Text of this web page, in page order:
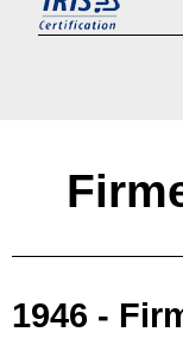
1946 -